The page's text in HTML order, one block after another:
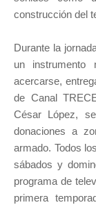
construcción del
Durante la
un instrumento
acercarse,
de Canal
César López,
donaciones a
armado. Todos
sábados y
programa de
primera